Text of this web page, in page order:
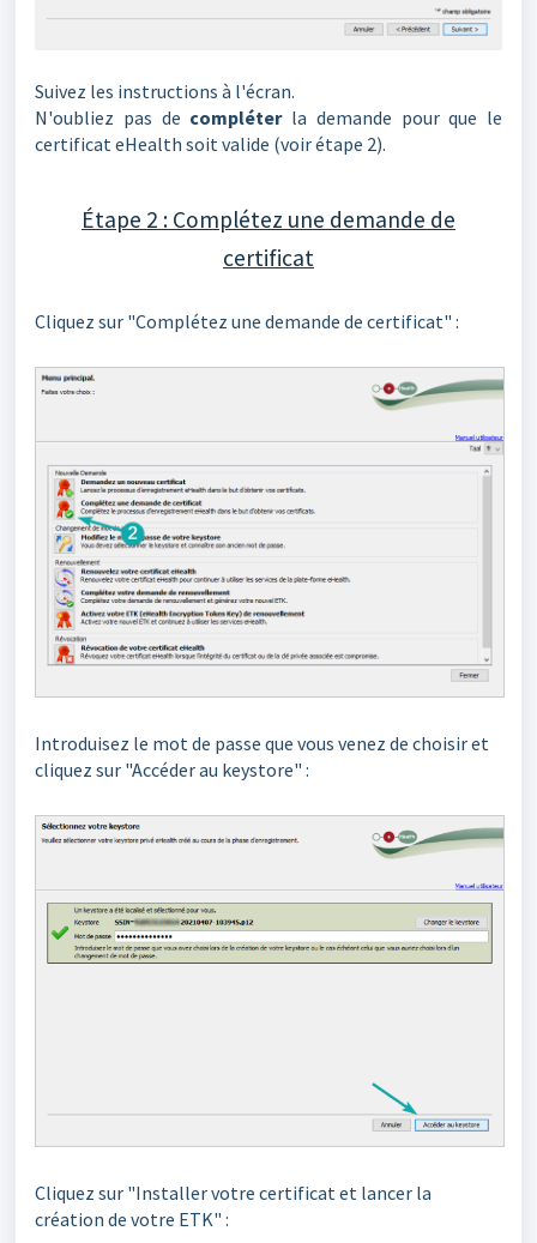
Suivez les instructions à l'écran.
N'oubliez pas de compléterla demande pour que le
certificat eHealth soit valide (voir étape 2).
Étape 2 : Complétez une demande de
certificat
Cliquez sur "Complétez une demande de certificat" :
Introduisez le mot de passe que vous venez de choisir et
cliquez sur "Accéder au keystore" :
Cliquez sur "Installer votre certificat et lancer la
création de votre ETK" :